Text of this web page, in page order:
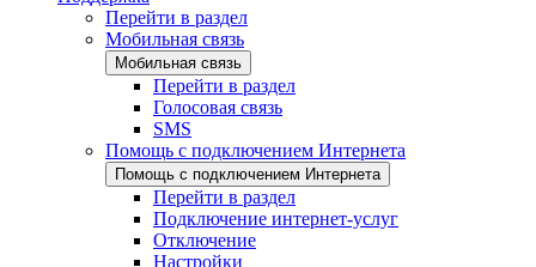
Перейти в раздел
Мобильная связь
Мобильная связь
Перейти в раздел
Голосовая связь
SMS
Помощь с подключением Интернета
Помощь с подключением Интернета
Перейти в раздел
Подключение интернет-услуг
Отключение
Настройки